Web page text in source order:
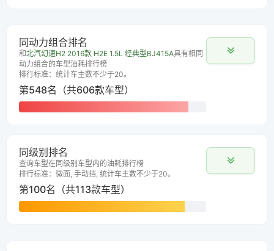
同动力组合排名
和北汽幻速H2 2016款 H2E 1.5L 经典型BJ415A具有相同
动力组合的车型油耗排行榜
排行标准：统计车主数不少于20。
第548名（共606款车型）
同级别排名
查询车型在同级别车型内的油耗排行榜
排行标准：微面, 手动挡, 统计车主数不少于20。
第100名（共113款车型）